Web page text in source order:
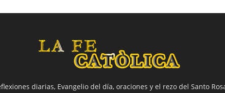
diarias, Evangelio del día, oraciones y el rezo del Santo